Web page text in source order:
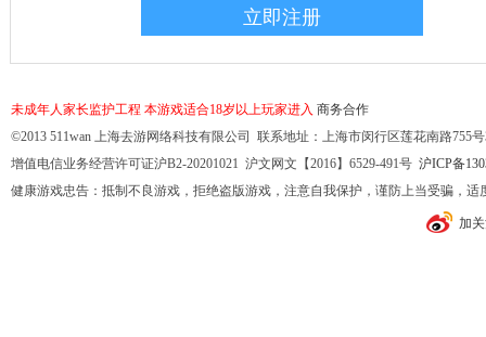
未成年人家长监护工程 本游戏适合18岁以上玩家进入 商务合作
©2013 511wan 上海去游网络科技有限公司 联系地址：上海市闵行区莲花南路755
增值电信业务经营许可证沪B2-20201021 沪文网文【2016】6529-491号 沪ICP备
健康游戏忠告：抵制不良游戏，拒绝盗版游戏，注意自我保护，谨防上当受骗，
加